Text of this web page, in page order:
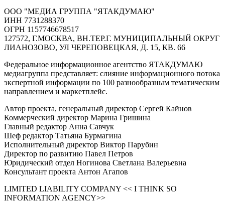
ООО "МЕДИА ГРУППА "ЯТАКДУМАЮ"
ИНН 7731288370
ОГРН 1157746678517
127572, Г.МОСКВА, ВН.ТЕР.Г. МУНИЦИПАЛЬНЫЙ ОКРУГ
ЛИАНОЗОВО, УЛ ЧЕРЕПОВЕЦКАЯ, Д. 15, КВ. 66
Федеральное информационное агентство ЯТАКДУМАЮ
медиагруппа представляет: слияние информационного потока
экспертной информации по 100 разнообразным тематическим
направлением и маркетплейс.
Автор проекта, генеральный директор Сергей Кайнов
Коммерческий директор Марина Гришина
Главный редактор Анна Савчук
Шеф редактор Татьяна Бурмагина
Исполнительный директор Виктор Парубин
Директор по развитию Павел Петров
Юридический отдел Ногинова Светлана Валерьевна
Консультант проекта Антон Агапов
LIMITED LIABILITY COMPANY << I THINK SO
INFORMATION AGENCY>>